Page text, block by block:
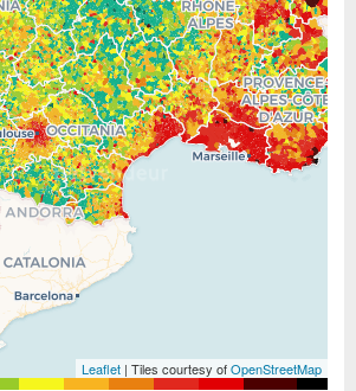
Leaflet | Tiles courtesy ofOpenStreetMap